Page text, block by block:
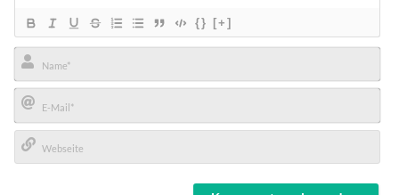
{} [+]
Name*
E-
Mail*